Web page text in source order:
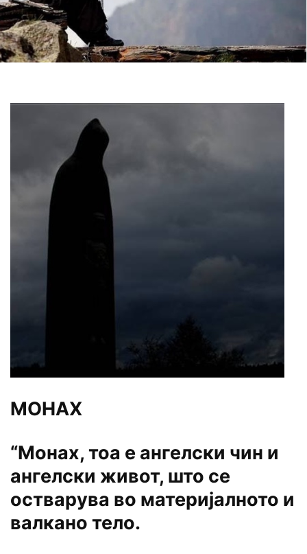
МОНАХ
“Монах, тоа е ангелски чин и
ангелски живот, што се
остварува во материјалното и
валкано тело.